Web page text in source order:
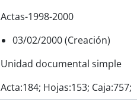
Actas-1998-2000
03/02/2000 (Creación)
Unidad documental simple
Acta:184; Hojas:153; Caja:757;